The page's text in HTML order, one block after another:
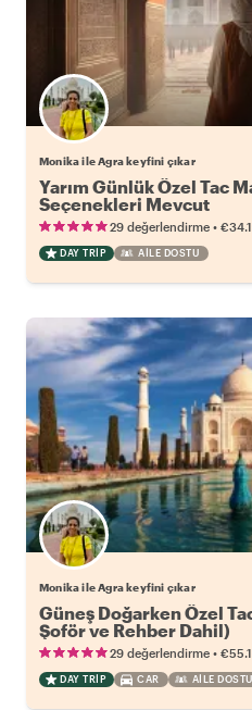
Monika ile Agra keyfini çıkar
Yarım Günlük Özel Tac
Seçenekleri Mevcut
29 değerlendirme •
DAY TRIP AILE DOSTU
Monika ile Agra keyfini çıkar
Güneş Doğarken Özel
Şoför ve Rehber Dahil)
29 değerlendirme •
DAY TRIP CAR AILE DOSTU